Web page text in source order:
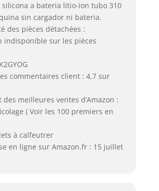
a bateria litio-ion tubo 310
sin cargador ni bateria.
des pièces détachées :
indisponible sur les pièces
commentaires client : 4,7 sur
des meilleures ventes d’Amazon :
( Voir les 100 premiers en
à calfeutrer
en ligne sur Amazon.fr : 15 juillet